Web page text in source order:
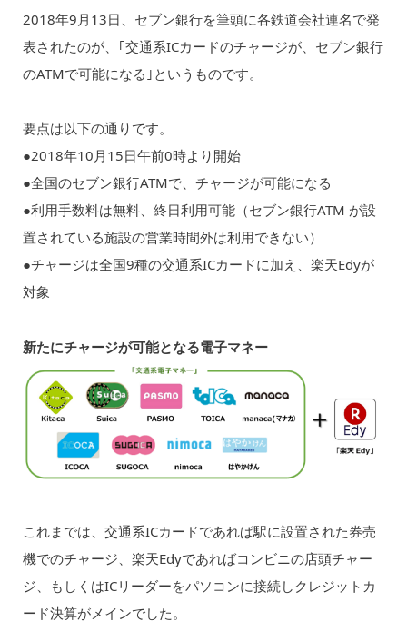
2018年9月13日、セブン銀行を筆頭に各鉄道会社連名で発
表されたのが、｢交通系ICカードのチャージが、セブン銀行
のATMで可能になる｣というものです。
要点は以下の通りです。
●2018年10月15日午前0時より開始
●全国のセブン銀行ATMで、チャージが可能になる
●利用手数料は無料、終日利用可能（セブン銀行ATM が設
置されている施設の営業時間外は利用できない）
●チャージは全国9種の交通系ICカードに加え、楽天Edyが
対象
新たにチャージが可能となる電子マネー
これまでは、交通系ICカードであれば駅に設置された券売
機でのチャージ、楽天Edyであればコンビニの店頭チャー
ジ、もしくはICリーダーをパソコンに接続しクレジットカ
ード決算がメインでした。